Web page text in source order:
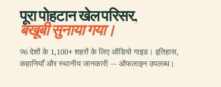
पूरा पोहटान खेल परिसर,
बखूबी सुनाया गया।
96 देशों के 1,100+ शहरों के लिए ऑडियो गाइड। इतिहास,
कहानियाँ और स्थानीय जानकारी — ऑफलाइन उपलब्ध।